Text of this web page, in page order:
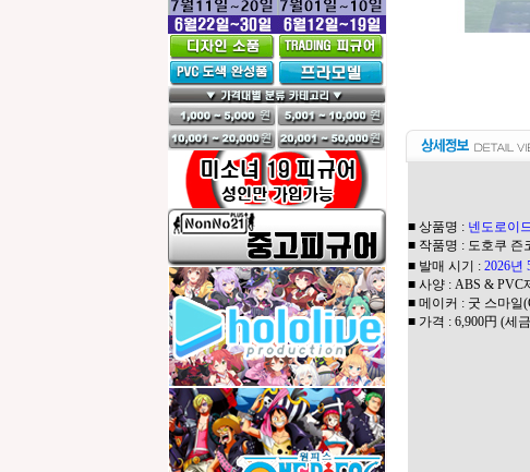
■ 상품명 : 넨도로이
■ 작품명 : 도호쿠 즌
■ 발매 시기 : 2026년
■ 사양 : ABS & PVC
■ 메이커 : 굿 스마일
■ 가격 : 6,900円 (세